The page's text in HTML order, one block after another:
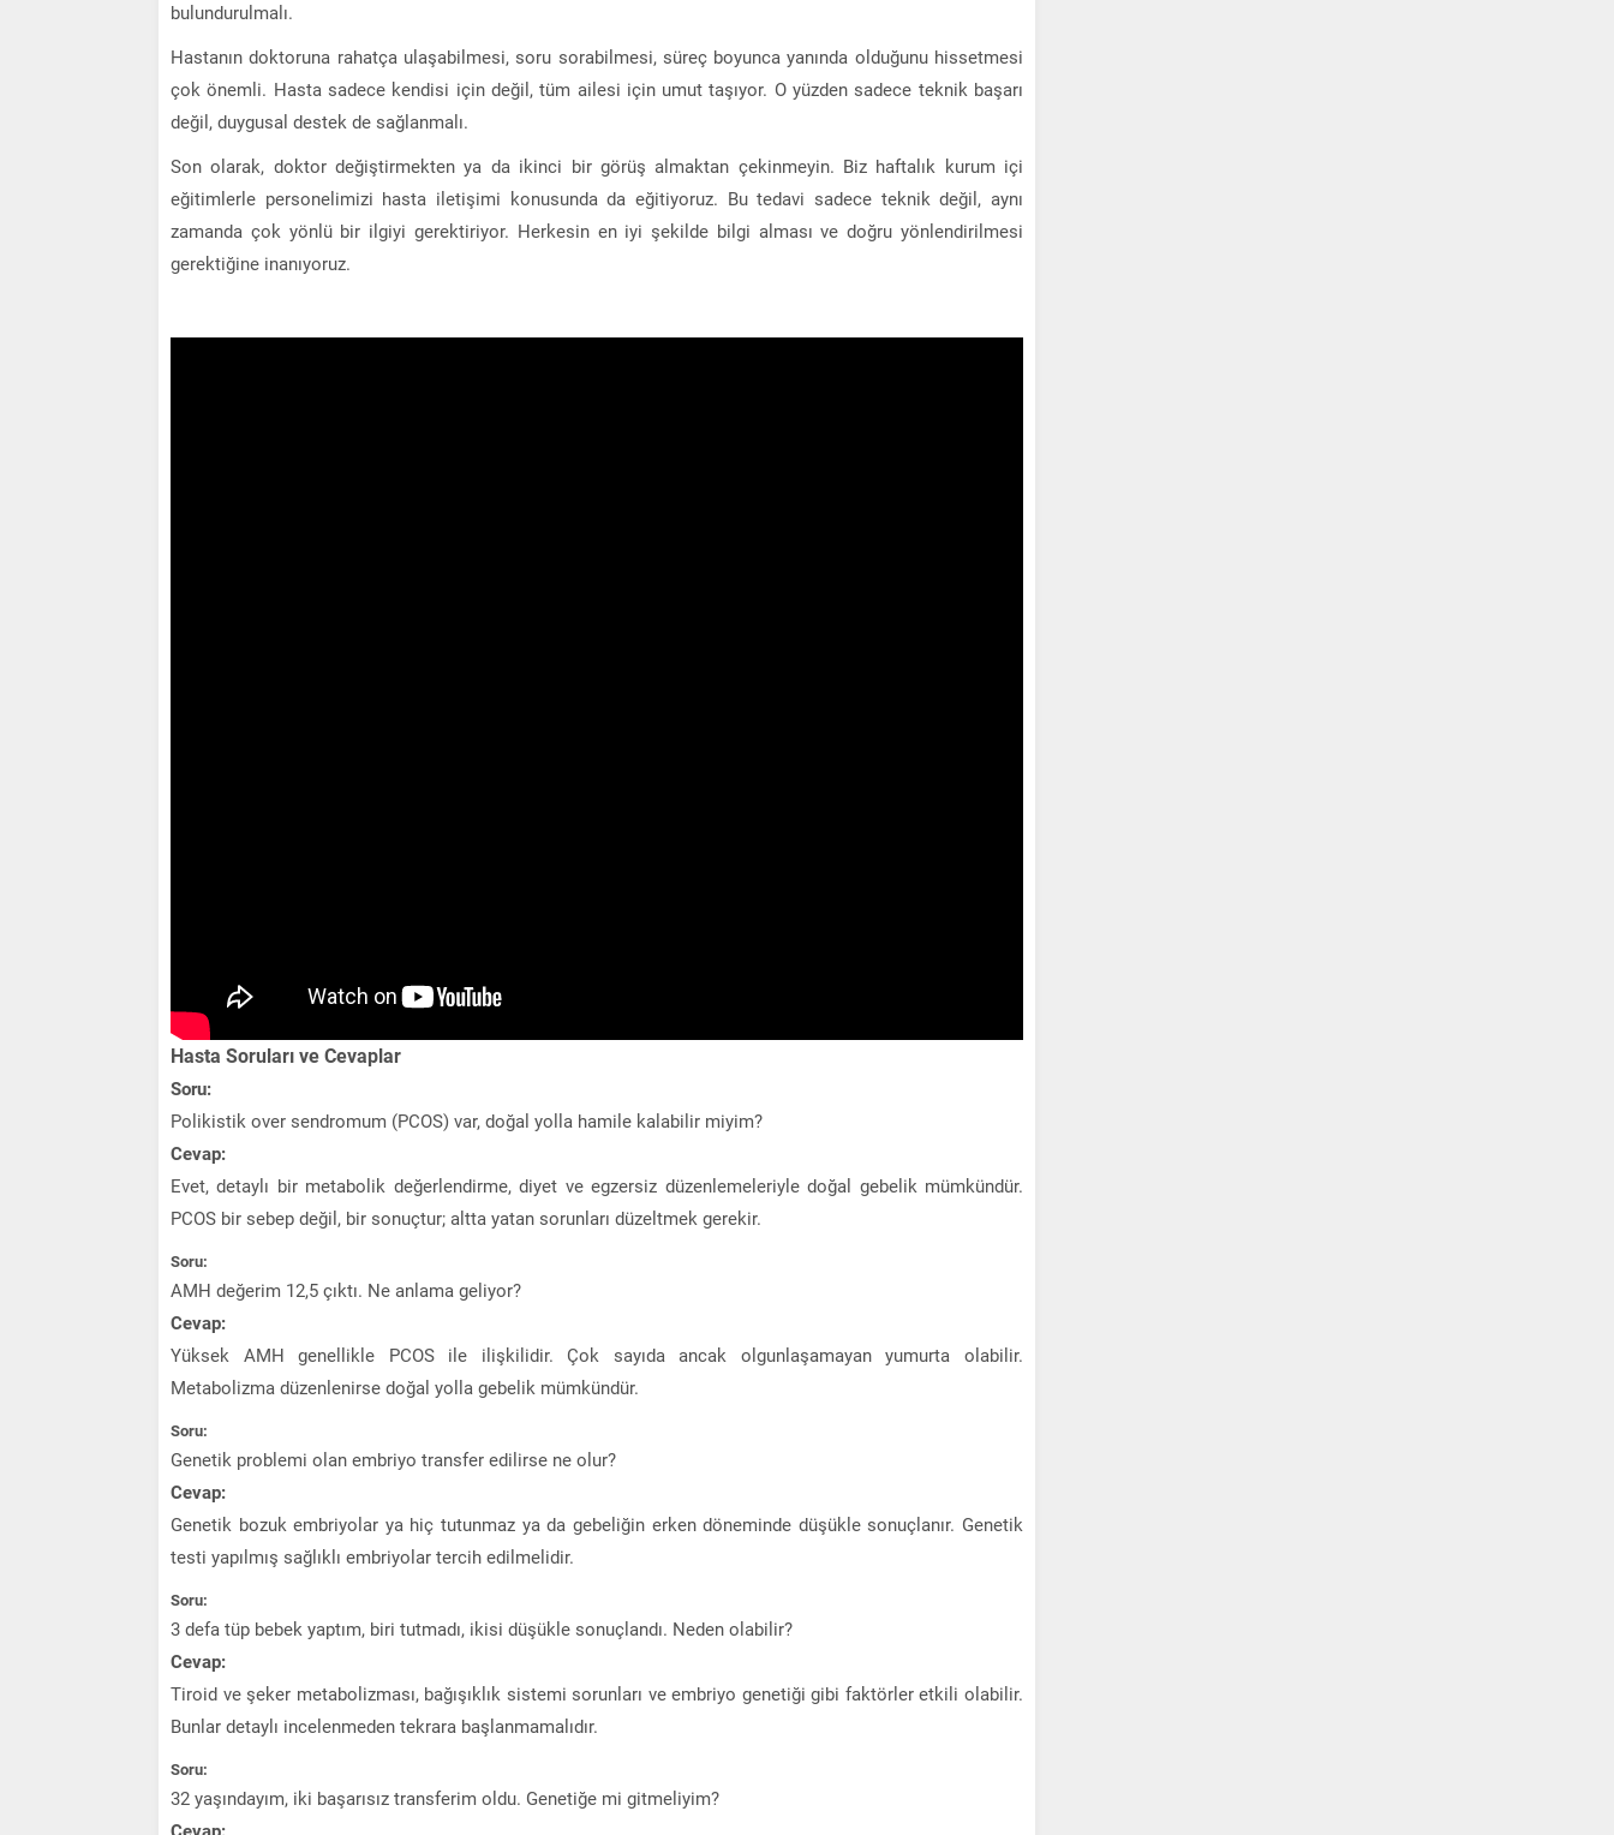
bulundurulmalı.
Hastanın doktoruna rahatça ulaşabilmesi, soru sorabilmesi, süreç boyunca yanında olduğunu hissetmesi
çok önemli. Hasta sadece kendisi için değil, tüm ailesi için umut taşıyor. O yüzden sadece teknik başarı
değil, duygusal destek de sağlanmalı.
Son olarak, doktor değiştirmekten ya da ikinci bir görüş almaktan çekinmeyin. Biz haftalık kurum içi
eğitimlerle personelimizi hasta iletişimi konusunda da eğitiyoruz. Bu tedavi sadece teknik değil, aynı
zamanda çok yönlü bir ilgiyi gerektiriyor. Herkesin en iyi şekilde bilgi alması ve doğru yönlendirilmesi
gerektiğine inanıyoruz.
Hasta Soruları ve Cevaplar
Soru:
Polikistik over sendromum (PCOS) var, doğal yolla hamile kalabilir miyim?
Cevap:
Evet, detaylı bir metabolik değerlendirme, diyet ve egzersiz düzenlemeleriyle doğal gebelik mümkündür.
PCOS bir sebep değil, bir sonuçtur; altta yatan sorunları düzeltmek gerekir.
Soru:
AMH değerim 12,5 çıktı. Ne anlama geliyor?
Cevap:
Yüksek AMH genellikle PCOS ile ilişkilidir. Çok sayıda ancak olgunlaşamayan yumurta olabilir.
Metabolizma düzenlenirse doğal yolla gebelik mümkündür.
Soru:
Genetik problemi olan embriyo transfer edilirse ne olur?
Cevap:
Genetik bozuk embriyolar ya hiç tutunmaz ya da gebeliğin erken döneminde düşükle sonuçlanır. Genetik
testi yapılmış sağlıklı embriyolar tercih edilmelidir.
Soru:
3 defa tüp bebek yaptım, biri tutmadı, ikisi düşükle sonuçlandı. Neden olabilir?
Cevap:
Tiroid ve şeker metabolizması, bağışıklık sistemi sorunları ve embriyo genetiği gibi faktörler etkili olabilir.
Bunlar detaylı incelenmeden tekrara başlanmamalıdır.
Soru:
32 yaşındayım, iki başarısız transferim oldu. Genetiğe mi gitmeliyim?